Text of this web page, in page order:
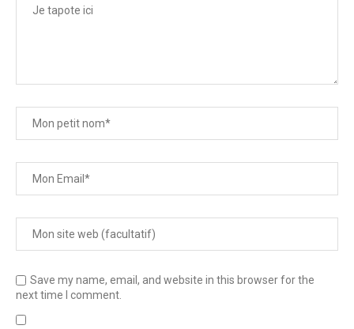
Save my name, email, and website in this browser for the
next time I comment.